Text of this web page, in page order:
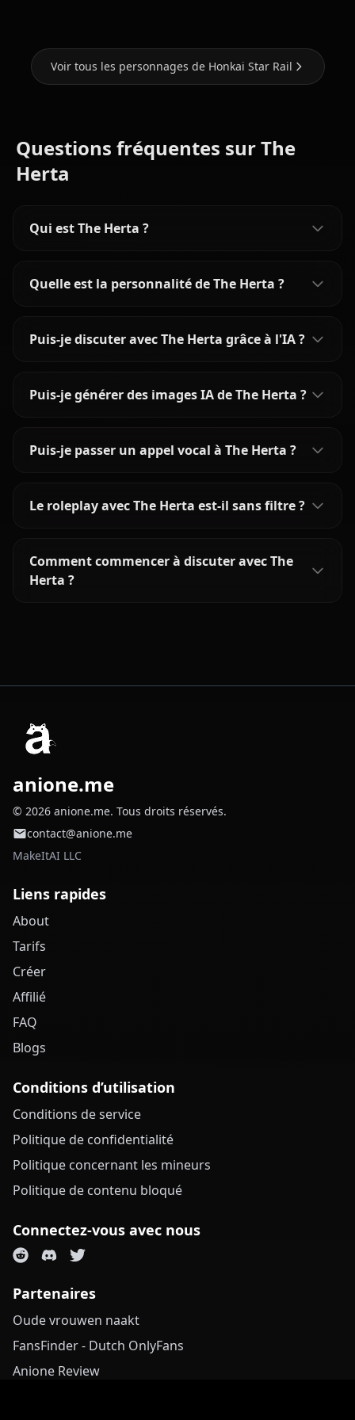
Voir tous les personnages de Honkai Star Rail
Questions fréquentes sur The
Herta
Qui est The Herta ?
Quelle est la personnalité de The Herta ?
Puis-je discuter avec The Herta grâce à l'IA ?
Puis-je générer des images IA de The Herta ?
Puis-je passer un appel vocal à The Herta ?
Le roleplay avec The Herta est-il sans filtre ?
Comment commencer à discuter avec The
Herta ?
anione.me
© 2026 anione.me. Tous droits réservés.
contact@anione.me
MakeItAI LLC
Liens rapides
About
Tarifs
Créer
Affilié
FAQ
Blogs
Conditions d’utilisation
Conditions de service
Politique de confidentialité
Politique concernant les mineurs
Politique de contenu bloqué
Connectez-vous avec nous
Partenaires
Oude vrouwen naakt
FansFinder - Dutch OnlyFans
Anione Review